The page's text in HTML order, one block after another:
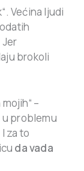
Većina ljudi
Jer
brokoli
–
u problemu
za to
da vada